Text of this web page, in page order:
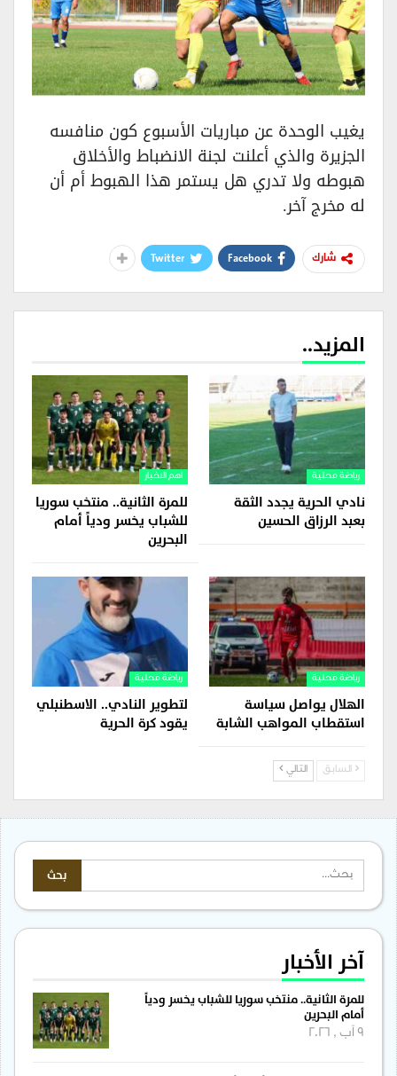
يغيب الوحدة عن مباريات الأسبوع كون منافسه
الجزيرة والذي أعلنت لجنة الانضباط والأخلاق
هبوطه ولا تدري هل يستمر هذا الهبوط أم أن
له مخرج آخر.
شارك Facebook
Twitter
المزيد..
رياضة محلية
نادي الحرية يجدد الثقة
بعبد الرزاق الحسين
اهم الاخبار
للمرة الثانية.. منتخب سوريا
للشباب يخسر ودياً أمام
البحرين
رياضة محلية
الهلال يواصل سياسة
استقطاب المواهب الشابة
رياضة محلية
لتطوير النادي.. الاسطنبلي
يقود كرة الحرية
السابق التالي
آخر الأخبار
للمرة الثانية.. منتخب سوريا للشباب يخسر ودياً
أمام البحرين